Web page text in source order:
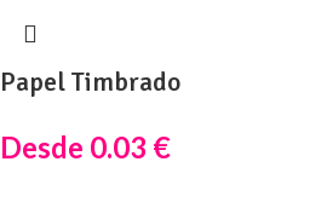
Papel Timbrado
Desde 0.03 €